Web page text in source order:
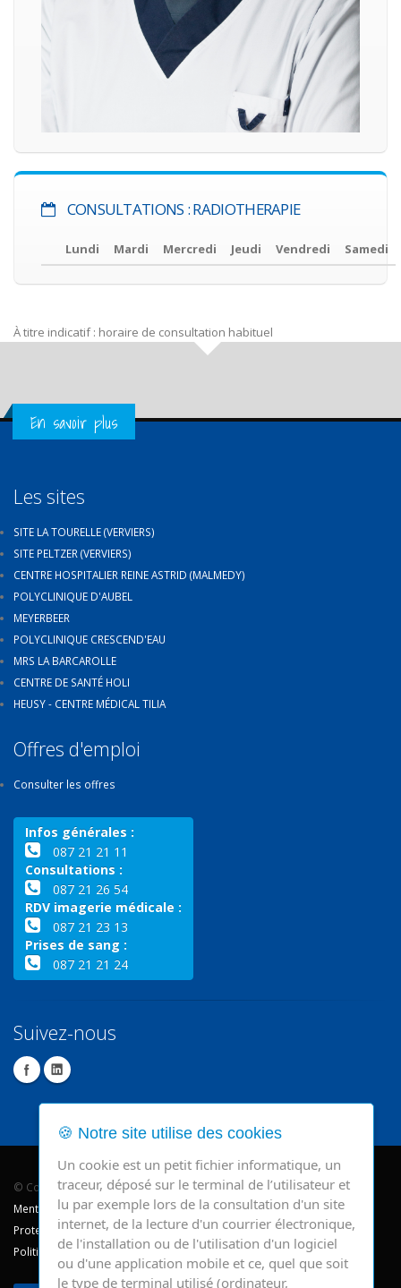
CONSULTATIONS : RADIOTHERAPIE
Lundi Mardi Mercredi Jeudi Vendredi Samedi
À titre indicatif : horaire de consultation habituel
Get in Touch
En savoir plus
Les sites
SITE LA TOURELLE (VERVIERS)
SITE PELTZER (VERVIERS)
CENTRE HOSPITALIER REINE ASTRID (MALMEDY)
POLYCLINIQUE D'AUBEL
MEYERBEER
POLYCLINIQUE CRESCEND'EAU
MRS LA BARCAROLLE
CENTRE DE SANTÉ HOLI
HEUSY - CENTRE MÉDICAL TILIA
Offres d'emploi
Consulter les offres
Infos générales :
087 21 21 11
Consultations :
087 21 26 54
RDV imagerie médicale :
087 21 23 13
Prises de sang :
087 21 21 24
Suivez-nous
© Copyright 2026 - CHR Verviers.
Mentions légales
Protection des données
Politique de cookie
🍪 Notre site utilise des cookies
Un cookie est un petit fichier informatique, un
traceur, déposé sur le terminal de l’utilisateur et
lu par exemple lors de la consultation d'un site
internet, de la lecture d'un courrier électronique,
de l'installation ou de l'utilisation d'un logiciel
ou d'une application mobile et ce, quel que soit
le type de terminal utilisé (ordinateur,